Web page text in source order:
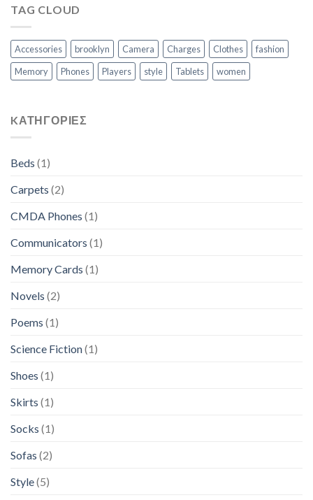
TAG CLOUD
Accessories brooklyn Camera Charges Clothes
fashion
Memory
Phones Players style Tablets women
KΑΤΗΓΟΡΊΕΣ
Beds (1)
Carpets (2)
CMDA Phones (1)
Communicators (1)
Memory Cards (1)
Novels (2)
Poems (1)
Science Fiction(1)
Shoes (1)
Skirts (1)
Socks (1)
Sofas (2)
Style(5)